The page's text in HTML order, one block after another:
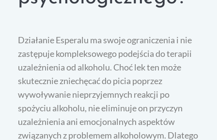
Działanie Esperalu ma swoje ograniczenia i nie
zastępuje kompleksowego podejścia do terapii
uzależnienia od alkoholu. Choć lek ten może
skutecznie zniechęcać do picia poprzez
wywoływanie nieprzyjemnych reakcji po
spożyciu alkoholu, nie eliminuje on przyczyn
uzależnienia ani emocjonalnych aspektów
związanych z problemem alkoholowym. Dlatego